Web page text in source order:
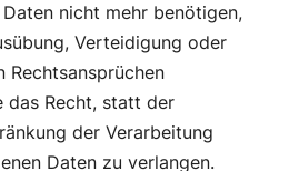
nicht mehr benötigen,
Verteidigung oder
Rechtsansprüchen
das Recht, statt der
der Verarbeitung
Daten zu verlangen.